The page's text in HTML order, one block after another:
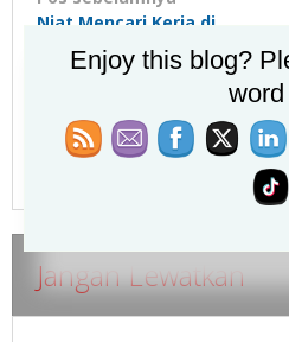
pos
Niat Mencari Kerja di
Bandar Lampung, Warga
Sumsel Ditangkap
Jangan Lewatkan
Enjoy this blog?
word